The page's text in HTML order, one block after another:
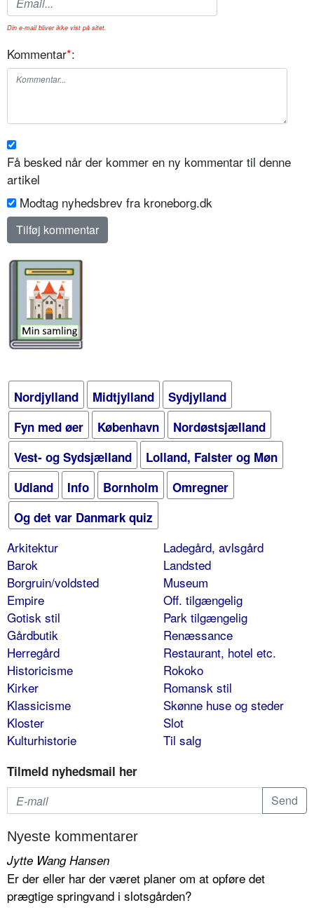
Din e-mail bliver ikke vist på sitet.
Kommentar*:
Få besked når der kommer en ny kommentar til denne
artikel
Modtag nyhedsbrev fra kroneborg.dk
Nordjylland Midtjylland
Sydjylland
Fyn med øer
København
Nordøstsjælland
Vest- og Sydsjælland
Lolland, Falster og Møn
Udland
Info Bornholm
Omregner
Og det var Danmark quiz
Arkitektur
Barok
Borgruin/voldsted
Empire
Gotisk stil
Gårdbutik
Herregård
Historicisme
Kirker
Klassicisme
Kloster
Kulturhistorie
Ladegård, avlsgård
Landsted
Museum
Off. tilgængelig
Park tilgængelig
Renæssance
Restaurant, hotel etc.
Rokoko
Romansk stil
Skønne huse og steder
Slot
Til salg
Tilmeld nyhedsmail her
Nyeste kommentarer
Jytte Wang Hansen
Er der eller har der været planer om at opføre det
prægtige springvand i slotsgården?